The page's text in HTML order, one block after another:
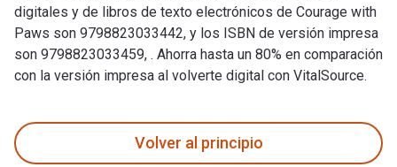
digitales y de libros de texto electrónicos de Courage with
Paws son 9798823033442, y los ISBN de versión impresa
son 9798823033459, . Ahorra hasta un 80% en comparación
con la versión impresa al volverte digital con VitalSource.
Volver al principio